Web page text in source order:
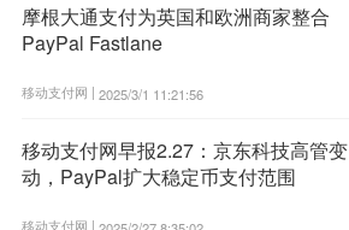
摩根大通支付为英国和欧洲商家整合
PayPal Fastlane
移动支付网 | 2025/3/1 11:21:56
移动支付网早报2.27：京东科技高管变
动，PayPal扩大稳定币支付范围
移动支付网 |